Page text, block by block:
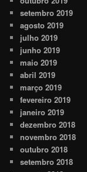
setembro 2019
agosto 2019
julho 2019
junho 2019
maio 2019
abril 2019
março 2019
fevereiro 2019
janeiro 2019
dezembro 2018
novembro 2018
outubro 2018
setembro 2018